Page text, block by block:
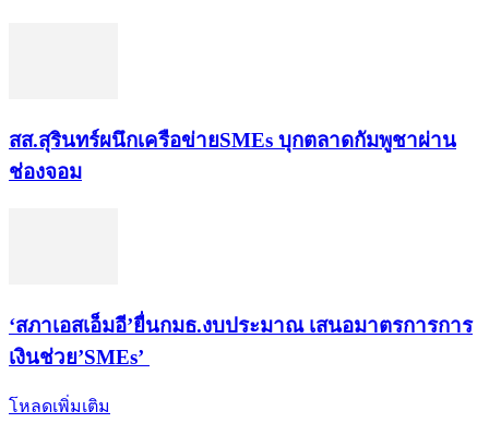
สส.สุรินทร์ผนึกเครือข่ายSMEs บุกตลาดกัมพูชาผ่าน
ช่องจอม
‘สภาเอสเอ็มอี’ยื่นกมธ.งบประมาณ เสนอมาตรการการ
เงินช่วย’SMEs’
โหลดเพิ่มเติม